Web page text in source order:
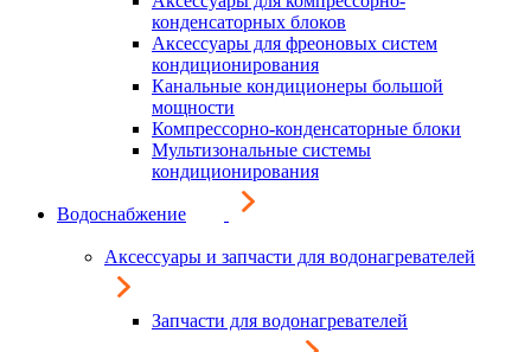
конденсаторных блоков
Аксессуары для фреоновых систем
кондиционирования
Канальные кондиционеры большой
мощности
Компрессорно-конденсаторные блоки
Мультизональные системы
кондиционирования
Водоснабжение
Аксессуары и запчасти для водонагревателей
Запчасти для водонагревателей